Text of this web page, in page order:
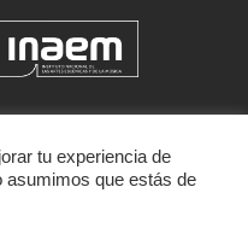
tu experiencia de
asumimos que estás de